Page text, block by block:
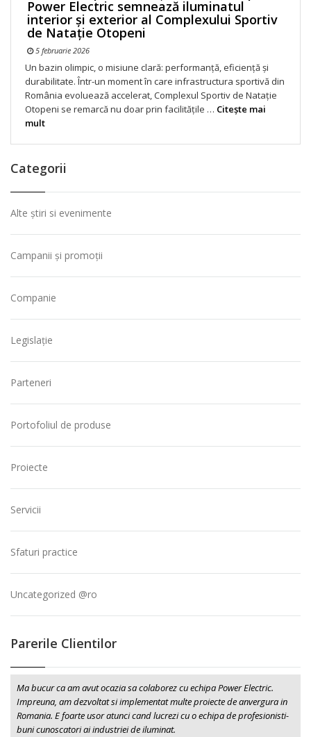
Power Electric semnează iluminatul
interior și exterior al Complexului Sportiv
de Natație Otopeni
5 februarie 2026
Un bazin olimpic, o misiune clară: performanță, eficiență și
durabilitate. Într-un moment în care infrastructura sportivă din
România evoluează accelerat, Complexul Sportiv de Natație
Otopeni se remarcă nu doar prin facilitățile … Citeşte mai
mult
Categorii
Alte știri si evenimente
Campanii și promoții
Companie
Legislație
Parteneri
Portofoliul de produse
Proiecte
Servicii
Sfaturi practice
Uncategorized @ro
Parerile Clientilor
Ma bucur ca am avut ocazia sa colaborez cu echipa Power Electric.
Impreuna, am dezvoltat si implementat multe proiecte de anvergura in
Romania. E foarte usor atunci cand lucrezi cu o echipa de profesionisti-
buni cunoscatori ai industriei de iluminat.